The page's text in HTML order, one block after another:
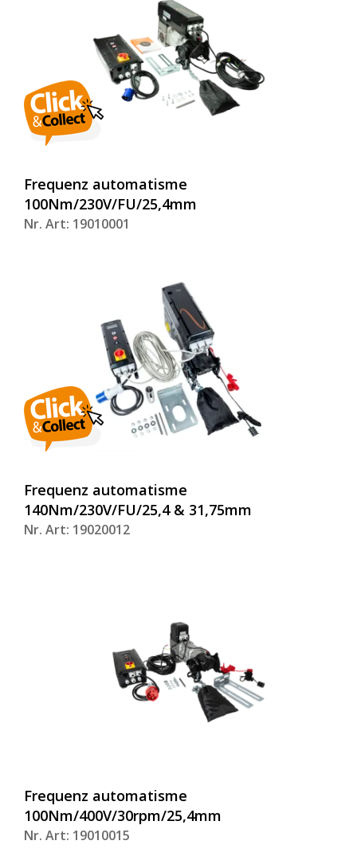
Frequenz automatisme
100Nm/230V/FU/25,4mm
Nr. Art: 19010001
Frequenz automatisme
140Nm/230V/FU/25,4 & 31,75mm
Nr. Art: 19020012
Frequenz automatisme
100Nm/400V/30rpm/25,4mm
Nr. Art: 19010015